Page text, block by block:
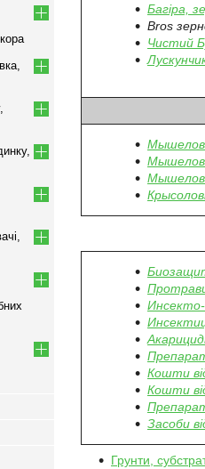
Багіра,
Bros
Чистий
Кошти
Кошти
Засоби
Грунти,